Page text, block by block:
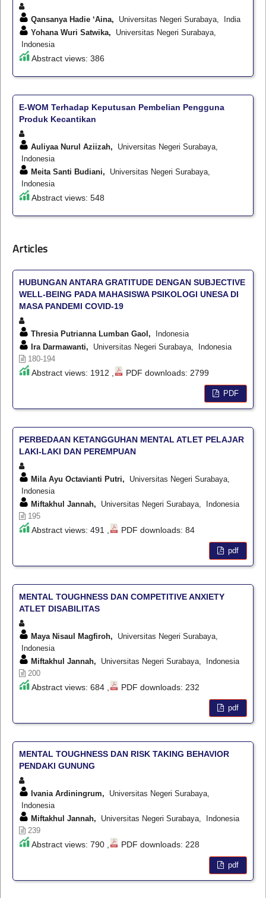
Qansanya Hadie ‘Aina, Universitas Negeri Surabaya, India
Yohana Wuri Satwika, Universitas Negeri Surabaya,
Indonesia
Abstract views: 386
E-WOM Terhadap Keputusan Pembelian Pengguna
Produk Kecantikan
Auliyaa Nurul Aziizah, Universitas Negeri Surabaya,
Indonesia
Meita Santi Budiani, Universitas Negeri Surabaya,
Indonesia
Abstract views: 548
Articles
HUBUNGAN ANTARA GRATITUDE DENGAN SUBJECTIVE
WELL-BEING PADA MAHASISWA PSIKOLOGI UNESA DI
MASA PANDEMI COVID-19
Thresia Putrianna Lumban Gaol, Indonesia
Ira Darmawanti, Universitas Negeri Surabaya, Indonesia
180-194
Abstract views: 1912 , PDF downloads: 2799
PDF
PERBEDAAN KETANGGUHAN MENTAL ATLET PELAJAR
LAKI-LAKI DAN PEREMPUAN
Mila Ayu Octavianti Putri, Universitas Negeri Surabaya,
Indonesia
Miftakhul Jannah, Universitas Negeri Surabaya, Indonesia
195
Abstract views: 491 , PDF downloads: 84
pdf
MENTAL TOUGHNESS DAN COMPETITIVE ANXIETY
ATLET DISABILITAS
Maya Nisaul Magfiroh, Universitas Negeri Surabaya,
Indonesia
Miftakhul Jannah, Universitas Negeri Surabaya, Indonesia
200
Abstract views: 684 , PDF downloads: 232
pdf
MENTAL TOUGHNESS DAN RISK TAKING BEHAVIOR
PENDAKI GUNUNG
Ivania Ardiningrum, Universitas Negeri Surabaya,
Indonesia
Miftakhul Jannah, Universitas Negeri Surabaya, Indonesia
239
Abstract views: 790 , PDF downloads: 228
pdf